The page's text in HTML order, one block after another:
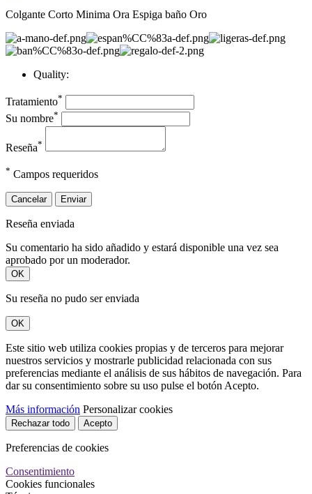
Colgante Corto Minima Ora Espiga baño Oro
Quality:
Tratamiento*
Su nombre*
Reseña*
* Campos requeridos
Cancelar Enviar
Reseña enviada
Su comentario ha sido añadido y estará disponible una vez sea
aprobado por un moderador.
OK
Su reseña no pudo ser enviada
OK
Este sitio web utiliza cookies propias y de terceros para mejorar
nuestros servicios y mostrarle publicidad relacionada con sus
preferencias mediante el análisis de sus hábitos de navegación. Para
dar su consentimiento sobre su uso pulse el botón Acepto.
Más información Personalizar cookies
Rechazar todo Acepto
Preferencias de cookies
Consentimiento
Cookies funcionales